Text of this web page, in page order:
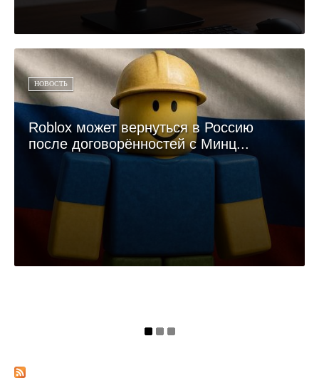
НОВОСТЬ
Roblox может вернуться в Россию
после договорённостей с Минц...